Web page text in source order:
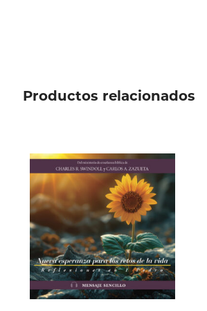
Productos relacionados